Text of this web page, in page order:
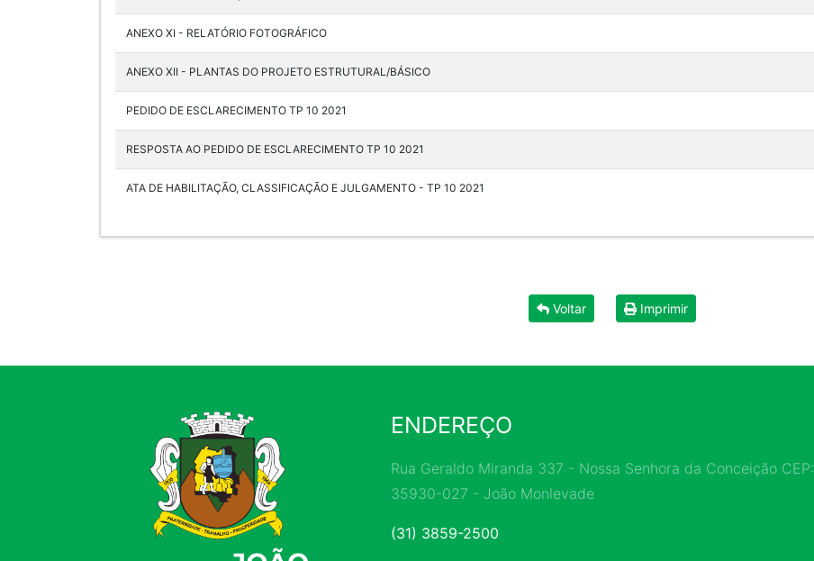
ANEXO XI - RELATÓRIO FOTOGRÁFICO
ANEXO XII - PLANTAS DO PROJETO ESTRUTURAL/BÁSICO
PEDIDO DE ESCLARECIMENTO TP 10 2021
RESPOSTA AO PEDIDO DE ESCLARECIMENTO TP 10 2021
ATA DE HABILITAÇÃO, CLASSIFICAÇÃO E JULGAMENTO - TP 10 2021
Voltar Imprimir
ENDEREÇO
Rua Geraldo Miranda 337 - Nossa Senhora da Conceição CEP:
35930-027 - João Monlevade
(31) 3859-2500